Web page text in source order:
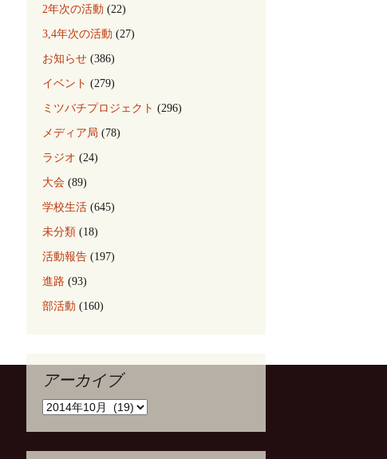
2年次の活動 (22)
3,4年次の活動 (27)
お知らせ (386)
イベント (279)
ミツバチプロジェクト (296)
メディア局 (78)
ラジオ (24)
大会 (89)
学校生活 (645)
未分類 (18)
活動報告 (197)
進路 (93)
部活動 (160)
アーカイブ
ア